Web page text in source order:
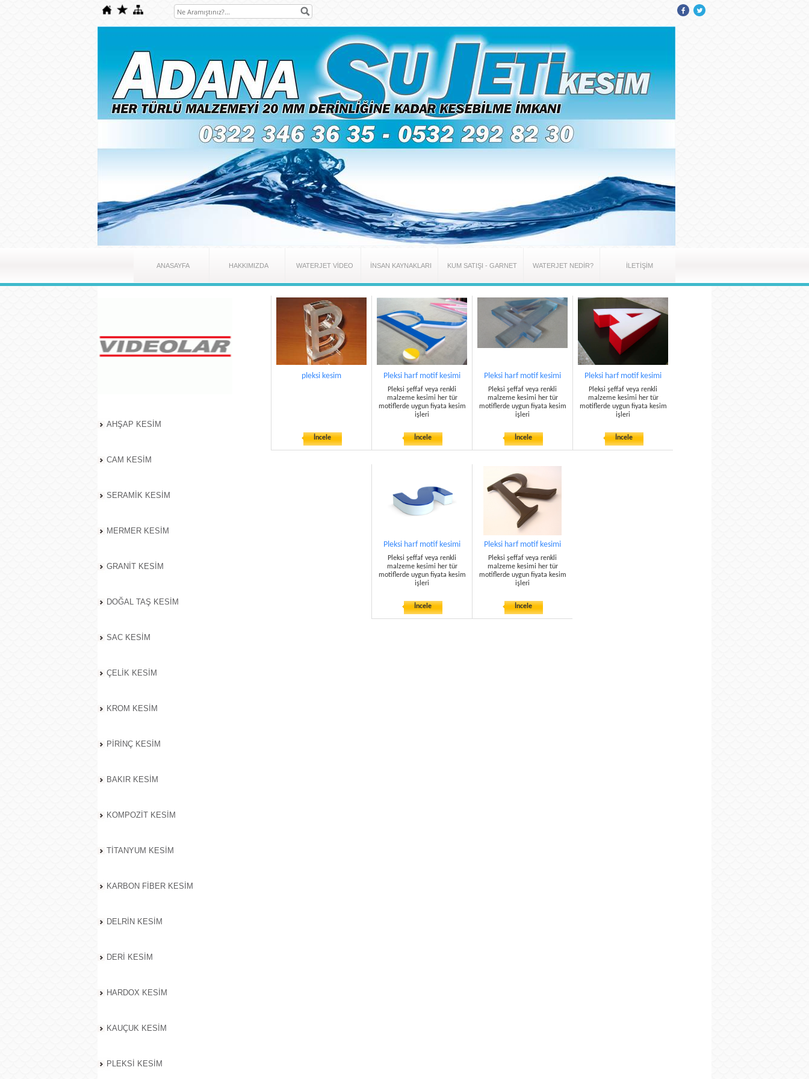
ANASAYFA HAKKIMIZDA WATERJET VİDEO İNSAN KAYNAKLARI KUM SATIŞI - GARNET WATERJET NEDİR? İLETİŞİM
AHŞAP KESİM
CAM KESİM
SERAMİK KESİM
MERMER KESİM
GRANİT KESİM
DOĞAL TAŞ KESİM
SAC KESİM
ÇELİK KESİM
KROM KESİM
PİRİNÇ KESİM
BAKIR KESİM
KOMPOZİT KESİM
TİTANYUM KESİM
KARBON FİBER KESİM
DELRİN KESİM
DERİ KESİM
HARDOX KESİM
KAUÇUK KESİM
PLEKSİ KESİM
pleksi kesim
İncele
Pleksi harf motif kesimi
Pleksi şeffaf veya renkli
malzeme kesimi her tür
motiflerde uygun fiyata kesim
işleri
İncele
Pleksi harf motif kesimi
Pleksi şeffaf veya renkli
malzeme kesimi her tür
motiflerde uygun fiyata kesim
işleri
İncele
Pleksi harf motif kesimi
Pleksi şeffaf veya renkli
malzeme kesimi her tür
motiflerde uygun fiyata kesim
işleri
İncele
Pleksi harf motif kesimi
Pleksi şeffaf veya renkli
malzeme kesimi her tür
motiflerde uygun fiyata kesim
işleri
İncele
Pleksi harf motif kesimi
Pleksi şeffaf veya renkli
malzeme kesimi her tür
motiflerde uygun fiyata kesim
işleri
İncele